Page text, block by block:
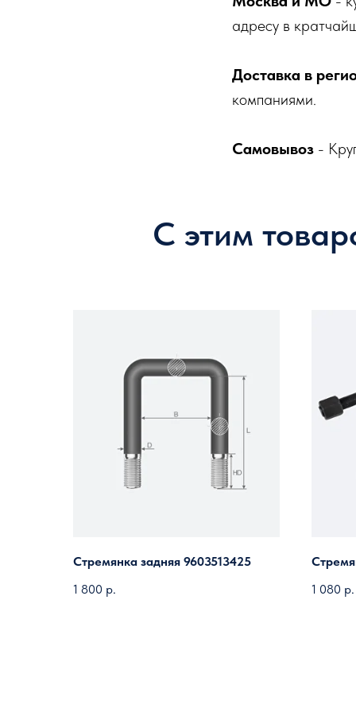
адресу в
Доставка в
компаниями.
Самовывоз -
С этим
Стремянка задняя 9603513425
1 800 р.
1 080 р.